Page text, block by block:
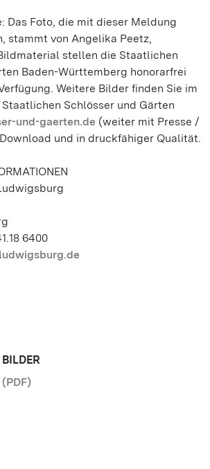
Das Foto, die mit dieser Meldung
stammt von Angelika Peetz,
stellen die Staatlichen
Baden-Württemberg honorarfrei
Weitere Bilder finden Sie im
Schlösser und Gärten
und-gaerten.de (weiter mit Presse /
und in druckfähiger Qualität.
6400